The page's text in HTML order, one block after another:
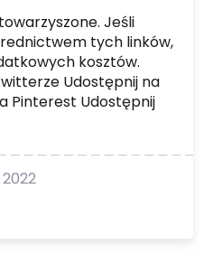
Jeśli
tych linków,
kosztów.
Udostępnij na
Pinterest Udostępnij